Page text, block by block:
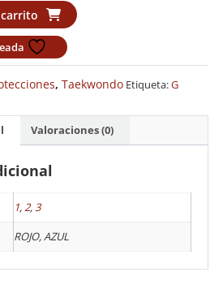
, Taekwondo Etiqueta:G
Valoraciones (0)
1,2,3
ROJO, AZUL